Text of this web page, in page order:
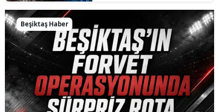
Beşiktaş Haber